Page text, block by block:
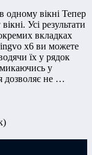
одному вікні Тепер
Усі результати
вкладках
x6 ви можете
їх у рядок
у
дозволяє не …